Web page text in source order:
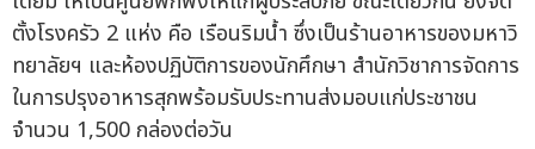
ตั้งโรงครัว 2 แห่ง คือ เรือนริมน้ำ ซึ่งเป็นร้านอาหารของมหาวิ
ทยาลัยฯ และห้องปฏิบัติการของนักศึกษา สำนักวิชาการจัดการ
ในการปรุงอาหารสุกพร้อมรับประทานส่งมอบแก่ประชาชน
จำนวน 1,500 กล่องต่อวัน